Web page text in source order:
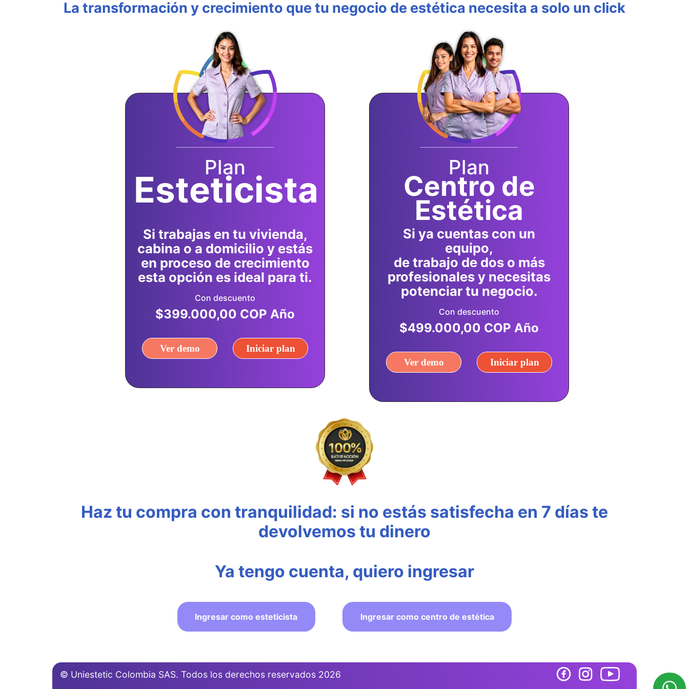
La transformación y crecimiento que tu negocio de estética necesita a solo un click
Plan
Esteticista
Si trabajas en tu vivienda,
cabina o a domicilio y estás
en proceso de crecimiento
esta opción es ideal para ti.
Con descuento
$399.000,00 COP Año
Ver demo Iniciar plan
Plan
Centro de
Estética
Si ya cuentas con un
equipo,
de trabajo de dos o más
profesionales y necesitas
potenciar tu negocio.
Con descuento
$499.000,00 COP Año
Ver demo Iniciar plan
Haz tu compra con tranquilidad: si no estás satisfecha en 7 días te
devolvemos tu dinero
Ya tengo cuenta, quiero ingresar
Ingresar como esteticista Ingresar como centro de estética
© Uniestetic Colombia SAS. Todos los derechos reservados 2026